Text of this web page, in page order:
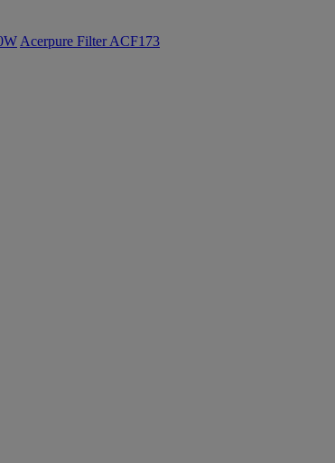
Acerpure Filter ACF173